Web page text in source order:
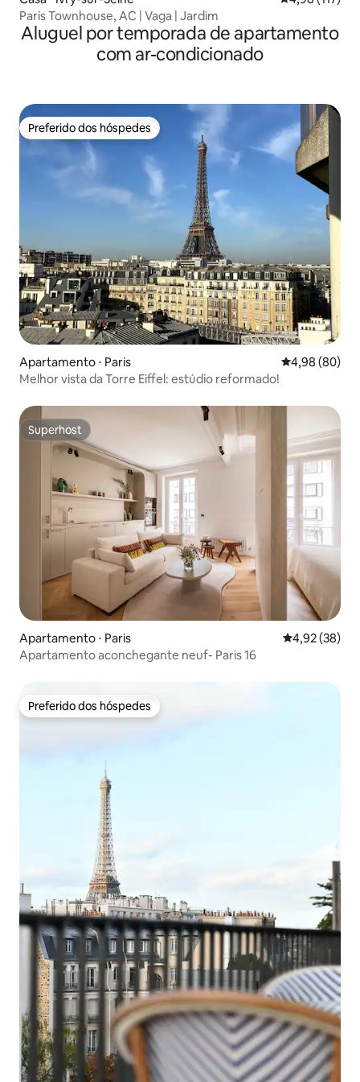
Paris Townhouse, AC | Vaga | Jardim
Aluguel por temporada de apartamento
com ar-condicionado
Preferido dos hóspedes
Preferido dos hóspedes
Apartamento ⋅ Paris 4,98 de uma
4,98 (80)
Melhor vista da Torre Eiffel: estúdio reformado!
Superhost
Superhost
Apartamento ⋅ Paris 4,92 de uma
4,92 (38)
Apartamento aconchegante neuf- Paris 16
Preferido dos hóspedes
Preferido dos hóspedes